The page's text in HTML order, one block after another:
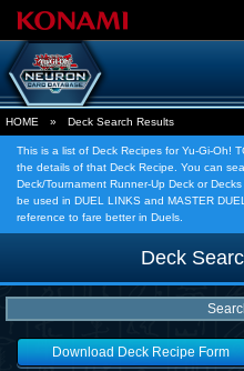
HOME » Deck Search Results
This is a list of Deck Recipes for Yu-Gi-Oh!
the details of that Deck Recipe. You can
Deck/Tournament Runner-Up Deck or
be used in DUEL LINKS and MASTER
reference to fare better in Duels.
Deck
Download Deck Recipe Form